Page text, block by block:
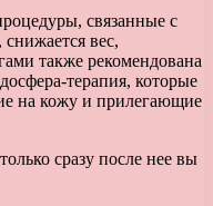
связанные с
вес,
также рекомендована
терапия, которые
на кожу и прилегающие
сразу после нее вы